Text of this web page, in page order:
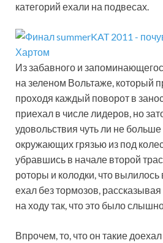
категорий ехали на подвесах.
Из забавного и
на зеленом Вольтаже, который
проходя каждый поворот в
приехал в числе лидеров, но
удовольствия чуть ли не
окружающих грязью из под
убравшись в начале второй
роторы и колодки, что вылилось
ехал без тормозов,
на ходу так, что это было
Впрочем, то, что он такие